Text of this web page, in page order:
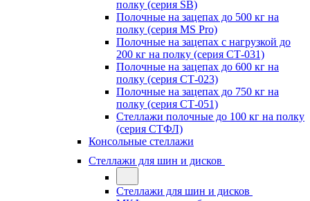
полку (серия SB)
Полочные на зацепах до 500 кг на
полку (серия MS Pro)
Полочные на зацепах с нагрузкой до
200 кг на полку (серия СТ-031)
Полочные на зацепах до 600 кг на
полку (серия СТ-023)
Полочные на зацепах до 750 кг на
полку (серия СТ-051)
Стеллажи полочные до 100 кг на полку
(серия СТФЛ)
Консольные стеллажи
Стеллажи для шин и дисков
Стеллажи для шин и дисков